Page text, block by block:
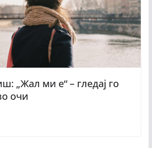
„Жал ми е“ – гледај го
очи